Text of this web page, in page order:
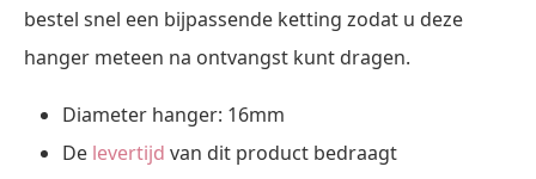
bestel snel een bijpassende ketting zodat u deze
hanger meteen na ontvangst kunt dragen.
Diameter hanger: 16mm
De levertijd van dit product bedraagt